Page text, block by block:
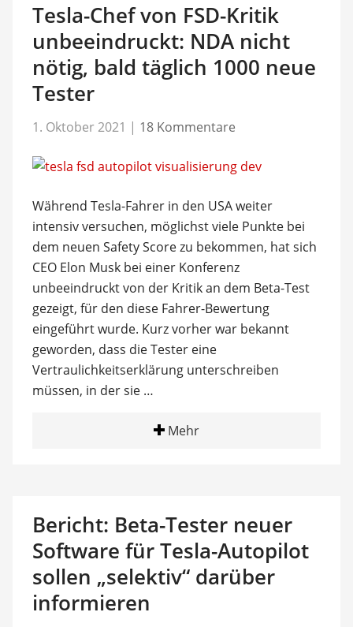
Tesla-Chef von FSD-Kritik
unbeeindruckt: NDA nicht
nötig, bald täglich 1000 neue
Tester
1. Oktober 2021 | 18 Kommentare
Während Tesla-Fahrer in den USA weiter
intensiv versuchen, möglichst viele Punkte bei
dem neuen Safety Score zu bekommen, hat sich
CEO Elon Musk bei einer Konferenz
unbeeindruckt von der Kritik an dem Beta-Test
gezeigt, für den diese Fahrer-Bewertung
eingeführt wurde. Kurz vorher war bekannt
geworden, dass die Tester eine
Vertraulichkeitserklärung unterschreiben
müssen, in der sie …
Mehr
Bericht: Beta-Tester neuer
Software für Tesla-Autopilot
sollen „selektiv“ darüber
informieren